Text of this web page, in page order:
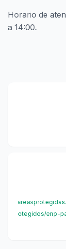
Horario de
a 14:00.
otegidos/enp-